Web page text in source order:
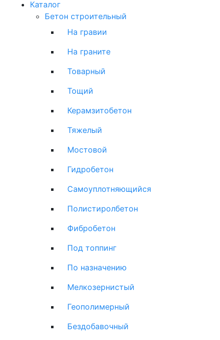
Каталог
Бетон строительный
На гравии
На граните
Товарный
Тощий
Керамзитобетон
Тяжелый
Мостовой
Гидробетон
Самоуплотняющийся
Полистиролбетон
Фибробетон
Под топпинг
По назначению
Мелкозернистый
Геополимерный
Бездобавочный